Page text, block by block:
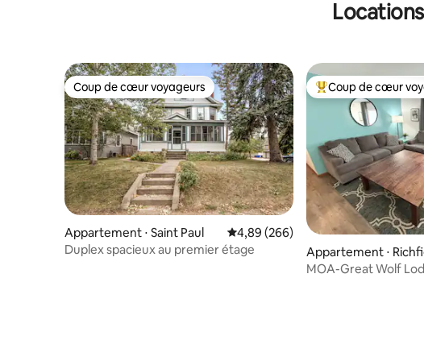
Animaux acceptés.
animaux !
Coup de cœur voyageurs
Coup de cœur voyageurs
Appartement ⋅ Saint Paul Évaluation moyenne sur la base
4,89 (266)
Duplex spacieux au premier étage
Coups de cœur
Coup de cœur
Appartement ⋅
MOA-Great Wolf